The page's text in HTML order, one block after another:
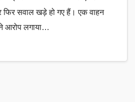
फिर सवाल खड़े हो गए हैं। एक वाहन
आरोप लगाया…